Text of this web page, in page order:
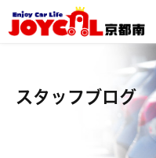
スタッフブログ